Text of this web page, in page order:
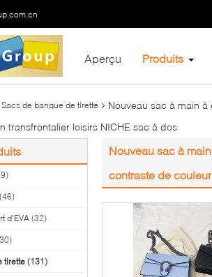
Aperçu Produits
Sacs de banque de tirette
Nouveau sac à main
transfrontalier loisirs NICHE sac à dos
(46)
d'EVA (32)
tirette (131)
Nouveau sac à
contraste de